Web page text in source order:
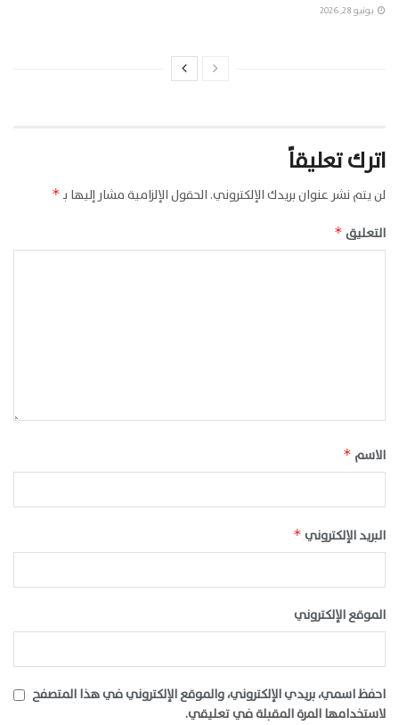
يونيو 28, 2026
اترك تعليقاً
لن يتم نشر عنوان بريدك الإلكتروني. الحقول الإلزامية مشار إليها بـ*
التعليق *
الاسم *
البريد الإلكتروني *
الموقع الإلكتروني
احفظ اسمي، بريدي الإلكتروني، والموقع الإلكتروني في هذا المتصفح
لاستخدامها المرة المقبلة في تعليقي.